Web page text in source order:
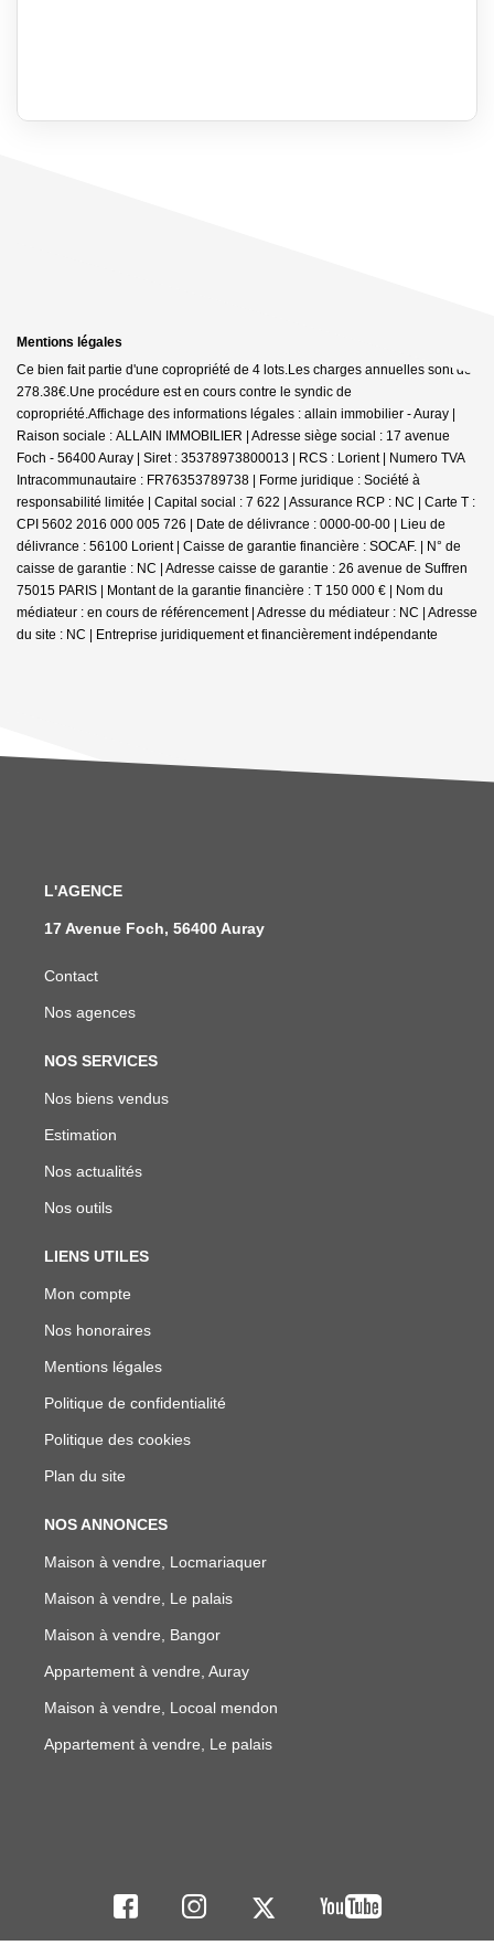
Mentions légales
Ce bien fait partie d'une copropriété de 4 lots.Les charges annuelles sont de
278.38€.Une procédure est en cours contre le syndic de
copropriété.Affichage des informations légales : allain immobilier - Auray |
Raison sociale : ALLAIN IMMOBILIER | Adresse siège social : 17 avenue
Foch - 56400 Auray | Siret : 35378973800013 | RCS : Lorient | Numero TVA
Intracommunautaire : FR76353789738 | Forme juridique : Société à
responsabilité limitée | Capital social : 7 622 | Assurance RCP : NC | Carte T :
CPI 5602 2016 000 005 726 | Date de délivrance : 0000-00-00 | Lieu de
délivrance : 56100 Lorient | Caisse de garantie financière : SOCAF. | N° de
caisse de garantie : NC | Adresse caisse de garantie : 26 avenue de Suffren
75015 PARIS | Montant de la garantie financière : T 150 000 € | Nom du
médiateur : en cours de référencement | Adresse du médiateur : NC | Adresse
du site : NC | Entreprise juridiquement et financièrement indépendante
L'AGENCE
17 Avenue Foch, 56400 Auray
Contact
Nos agences
NOS SERVICES
Nos biens vendus
Estimation
Nos actualités
Nos outils
LIENS UTILES
Mon compte
Nos honoraires
Mentions légales
Politique de confidentialité
Politique des cookies
Plan du site
NOS ANNONCES
Maison à vendre, Locmariaquer
Maison à vendre, Le palais
Maison à vendre, Bangor
Appartement à vendre, Auray
Maison à vendre, Locoal mendon
Appartement à vendre, Le palais